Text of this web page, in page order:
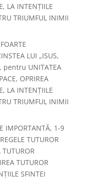
LA INTENȚIILE
TRIUMFUL INIMII
LUI „ISUS,
pentru UNITATEA
OPRIREA
LA INTENȚIILE
TRIUMFUL INIMII
IMPORTANTĂ, 1-9
TUTUROR
TUTUROR
SFINTEI